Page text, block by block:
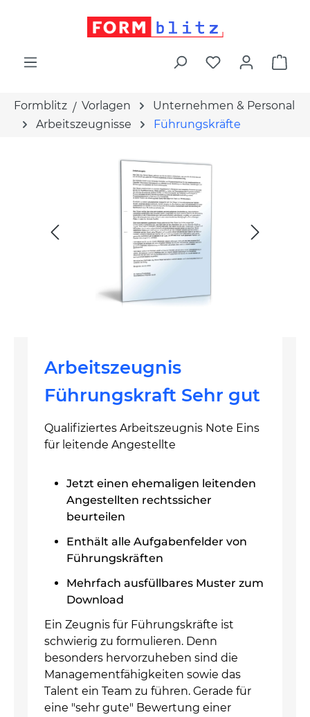
Formblitz Vorlagen
Unternehmen & Personal
Arbeitszeugnisse
Führungskräfte
Arbeitszeugnis
Führungskraft Sehr gut
Qualifiziertes Arbeitszeugnis Note Eins
für leitende Angestellte
Jetzt einen ehemaligen leitenden
Angestellten rechtssicher
beurteilen
Enthält alle Aufgabenfelder von
Führungskräften
Mehrfach ausfüllbares Muster zum
Download
Ein Zeugnis für Führungskräfte ist
schwierig zu formulieren. Denn
besonders hervorzuheben sind die
Managementfähigkeiten sowie das
Talent ein Team zu führen. Gerade für
eine "sehr gute" Bewertung einer